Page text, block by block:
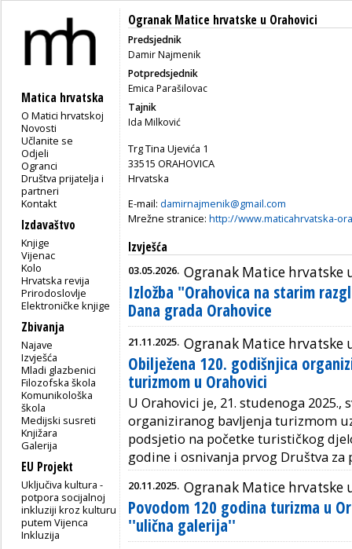
Matica hrvatska
O Matici hrvatskoj
Novosti
Učlanite se
Odjeli
Ogranci
Društva prijatelja i
partneri
Kontakt
Izdavaštvo
Knjige
Vijenac
Kolo
Hrvatska revija
Prirodoslovlje
Elektroničke knjige
Zbivanja
Najave
Izvješća
Mladi glazbenici
Filozofska škola
Komunikološka
škola
Medijski susreti
Knjižara
Galerija
EU Projekt
Uključiva kultura -
potpora socijalnoj
inkluziji kroz kulturu
putem Vijenca
Inkluzija
Ogranak Matice hrvatske u Orahovici
Predsjednik
Damir Najmenik
Potpredsjednik
Emica Parašilovac
Tajnik
Ida Milković
Trg Tina Ujevića 1
33515 ORAHOVICA
Hrvatska
E-mail: damirnajmenik@gmail.com
Mrežne stranice: http://www.maticahrvatska-
Izvješća
03.05.2026. Ogranak Matice hrvatske
Izložba "Orahovica na starim
Dana grada Orahovice
21.11.2025. Ogranak Matice hrvatske
Obilježena 120. godišnjica
turizmom u Orahovici
U Orahovici je, 21. studenoga 2025.,
organiziranog bavljenja turizmom
podsjetio na početke turističkog
godine i osnivanja prvog Društva za
20.11.2025. Ogranak Matice hrvatske
Povodom 120 godina turizma u
''ulična galerija''